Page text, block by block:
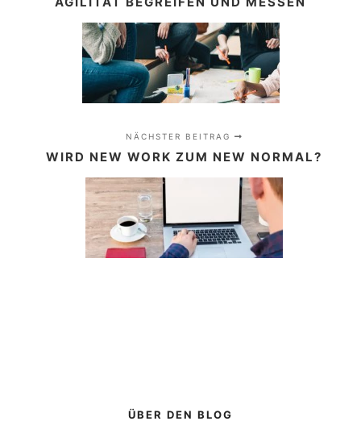
NÄCHSTER BEITRAG
WIRD NEW WORK ZUM NEW NORMAL?
ÜBER DEN BLOG